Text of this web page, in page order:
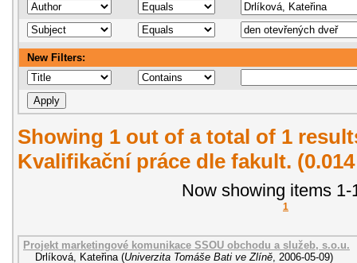
New Filters:
Showing 1 out of a total of 1
Kvalifikační práce dle fakult.
Now showing items 1-
1
Projekt marketingové komunikace SSOU obchodu a služeb, s.o.u.
Drlíková, Kateřina (Univerzita Tomáše Bati ve Zlíně 2006-05-09)